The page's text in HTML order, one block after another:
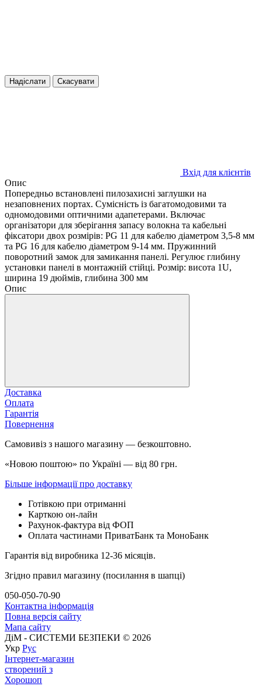
Надіслати Скасувати
Вхід для клієнтів
Опис
Попередньо встановлені пилозахисні заглушки на
незаповнених портах. Сумісність із багатомодовими та
одномодовими оптичними адапетерами. Включає
організатори для зберігання запасу волокна та кабельні
фіксатори двох розмірів: PG 11 для кабелю діаметром 3,5-8 мм
та PG 16 для кабелю діаметром 9-14 мм. Пружинний
поворотний замок для замикання панелі. Регулює глибину
установки панелі в монтажній стійці. Розмір: висота 1U,
ширина 19 дюймів, глибина 300 мм
Опис
Доставка
Оплата
Гарантія
Повернення
Самовивіз з нашого магазину — безкоштовно.
«Новою поштою» по Україні — від 80 грн.
Більше інформації про доставку
Готівкою при отриманні
Карткою он-лайн
Рахунок-фактура від ФОП
Оплата частинами ПриватБанк та МоноБанк
Гарантія від виробника 12-36 місяців.
Згідно правил магазину (посилання в шапці)
050-050-70-90
Контактна інформація
Повна версія сайту
Мапа сайту
ДіМ - СИСТЕМИ БЕЗПЕКИ © 2026
Укр Рус
Інтернет-магазин
створений з
Хорошоп